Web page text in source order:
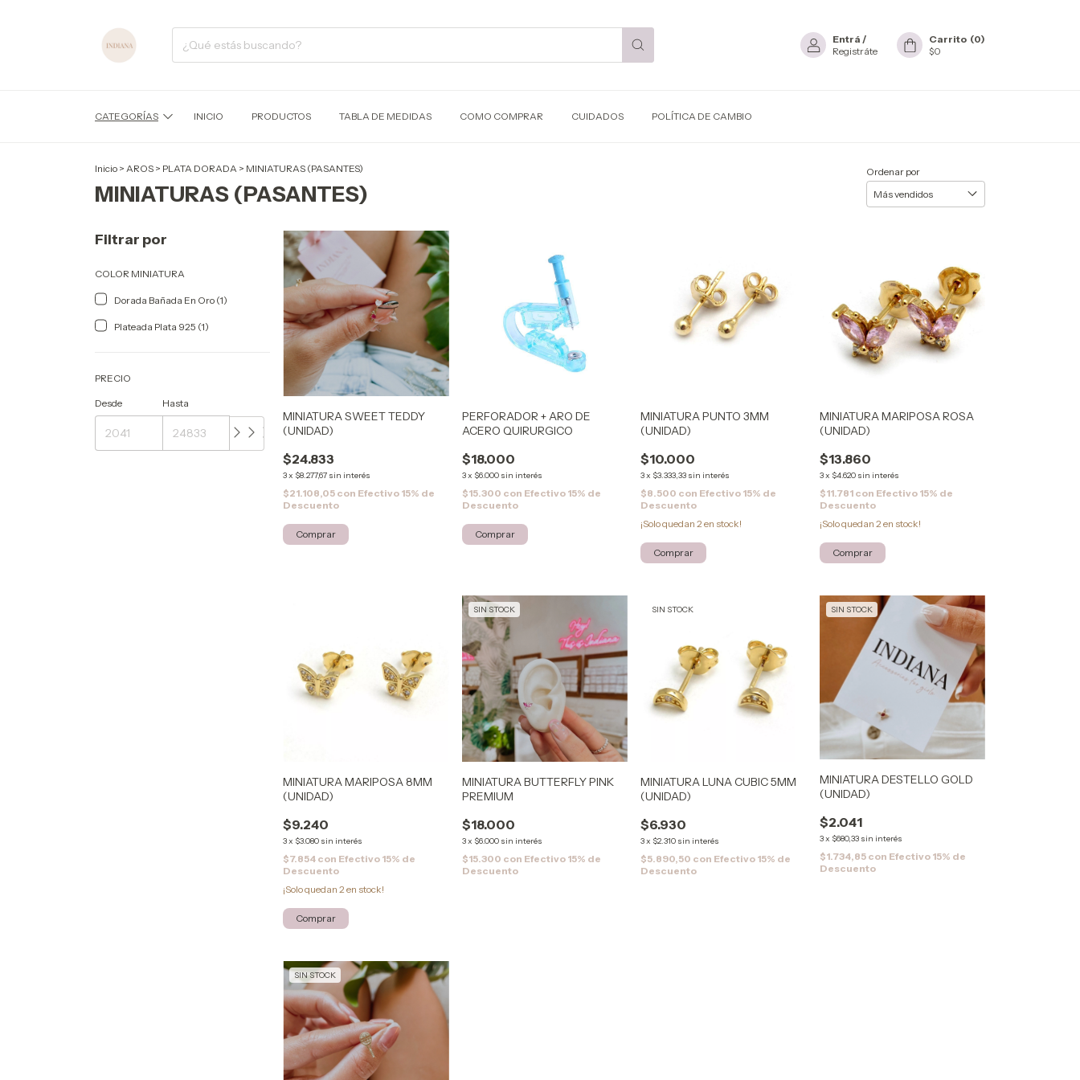
Entrá /
Registráte
Carrito (0)
$0
CATEGORÍAS INICIO PRODUCTOS TABLA DE MEDIDAS COMO COMPRAR CUIDADOS POLÍTICA DE CAMBIO
Inicio > AROS > PLATA DORADA > MINIATURAS (PASANTES)
MINIATURAS (PASANTES)
Ordenar por
Filtrar por
COLOR MINIATURA
Dorada Bañada En Oro (1)
Plateada Plata 925 (1)
PRECIO
Desde Hasta
MINIATURA SWEET TEDDY
(UNIDAD)
$24.833
3x $8.277,67 sin interés
$21.108,05 con Efectivo 15% de
Descuento
PERFORADOR + ARO DE
ACERO QUIRURGICO
$18.000
3x $6.000 sin interés
$15.300 con Efectivo 15% de
Descuento
MINIATURA PUNTO 3MM
(UNIDAD)
$10.000
3x $3.333,33 sin interés
$8.500 con Efectivo 15% de
Descuento
¡Solo quedan2 en stock!
MINIATURA MARIPOSA ROSA
(UNIDAD)
$13.860
3x $4.620 sin interés
$11.781 con Efectivo 15% de
Descuento
¡Solo quedan 2 en stock!
MINIATURA MARIPOSA 8MM
(UNIDAD)
$9.240
3x $3.080 sin interés
$7.854 con Efectivo 15% de
Descuento
¡Solo quedan2 en stock!
SIN STOCK
MINIATURA BUTTERFLY PINK
PREMIUM
$18.000
3x $6.000 sin interés
$15.300 con Efectivo 15% de
Descuento
SIN STOCK
MINIATURA LUNA CUBIC 5MM
(UNIDAD)
$6.930
3x $2.310 sin interés
$5.890,50 con Efectivo 15% de
Descuento
SIN STOCK
MINIATURA DESTELLO GOLD
(UNIDAD)
$2.041
3x $680,33 sin interés
$1.734,85 con Efectivo 15% de
Descuento
SIN STOCK